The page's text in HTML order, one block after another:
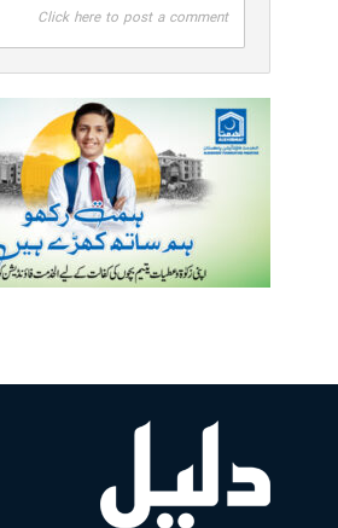
Click here to post a comment